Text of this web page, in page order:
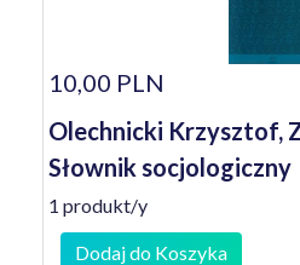
10,00 PLN
Olechnicki Krzysztof,
Słownik socjologiczny
1 produkt/y
Dodaj do Koszyka